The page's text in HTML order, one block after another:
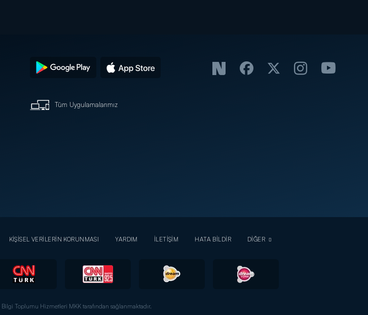
Tüm Uygulamalarımız
KİŞİSEL VERİLERİN KORUNMASI YARDIM İLETİŞİM HATA BİLDİR DİĞER
Bilgi Toplumu Hizmetleri MKK tarafından sağlanmaktadır.